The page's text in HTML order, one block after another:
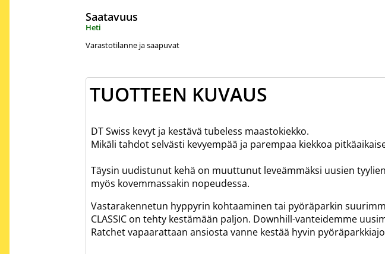
Saatavuus
Heti
Varastotilanne ja saapuvat
TUOTTEEN KUVAUS
DT Swiss kevyt ja kestävä tubeless maastokiekko.
Mikäli tahdot selvästi kevyempää ja parempaa kiekkoa
Täysin uudistunut kehä on muuttunut leveämmäksi uusien
myös kovemmassakin nopeudessa.
Vastarakennetun hyppyrin kohtaaminen tai pyöräparkin
CLASSIC on tehty kestämään paljon. Downhill-vanteidemme
Ratchet vapaarattaan ansiosta vanne kestää hyvin